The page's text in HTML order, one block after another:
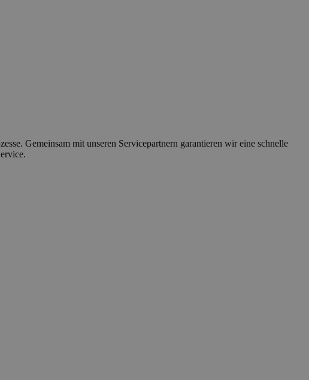
Gemeinsam mit unseren Servicepartnern garantieren wir eine schnelle